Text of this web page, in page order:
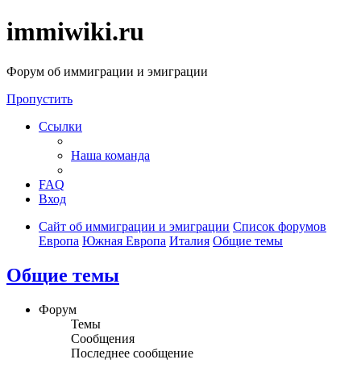
immiwiki.ru
Форум об иммиграции и эмиграции
Пропустить
Ссылки
Наша команда
FAQ
Вход
Сайт об иммиграции и эмиграции Список форумов
Европа Южная Европа Италия Общие темы
Общие темы
Форум
Темы
Сообщения
Последнее сообщение